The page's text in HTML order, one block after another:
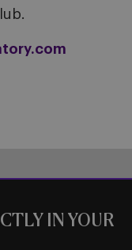
IN YOUR